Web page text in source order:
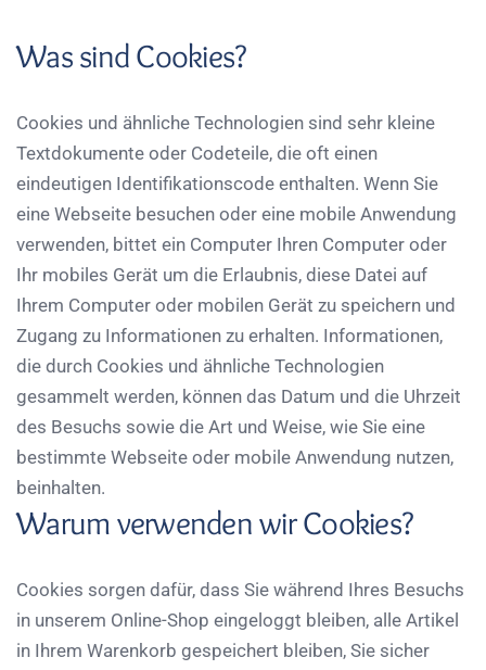
Was sind Cookies?
Cookies und ähnliche Technologien sind sehr kleine
Textdokumente oder Codeteile, die oft einen
eindeutigen Identifikationscode enthalten. Wenn Sie
eine Webseite besuchen oder eine mobile Anwendung
verwenden, bittet ein Computer Ihren Computer oder
Ihr mobiles Gerät um die Erlaubnis, diese Datei auf
Ihrem Computer oder mobilen Gerät zu speichern und
Zugang zu Informationen zu erhalten. Informationen,
die durch Cookies und ähnliche Technologien
gesammelt werden, können das Datum und die Uhrzeit
des Besuchs sowie die Art und Weise, wie Sie eine
bestimmte Webseite oder mobile Anwendung nutzen,
beinhalten.
Warum verwenden wir Cookies?
Cookies sorgen dafür, dass Sie während Ihres Besuchs
in unserem Online-Shop eingeloggt bleiben, alle Artikel
in Ihrem Warenkorb gespeichert bleiben, Sie sicher